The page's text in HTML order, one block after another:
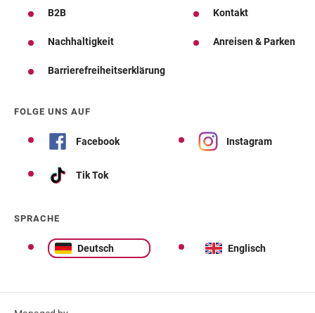
B2B Kontakt
Nachhaltigkeit Anreisen & Parken
Barrierefreiheitserklärung
FOLGE UNS AUF
Facebook Instagram
Tik Tok
SPRACHE
Deutsch Englisch